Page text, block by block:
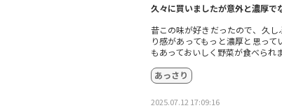
久々に買いましたが意外と濃厚で
昔この味が好きだったので、久
り感があってもっと濃厚と思っ
もあっておいしく野菜が食べられ
あっさり
2025.07.12 17:09:16